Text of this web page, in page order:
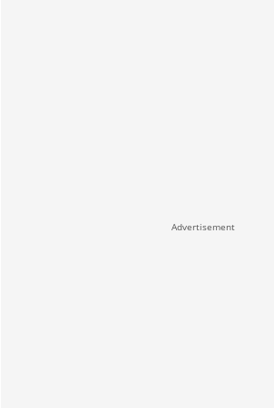
Advertisement